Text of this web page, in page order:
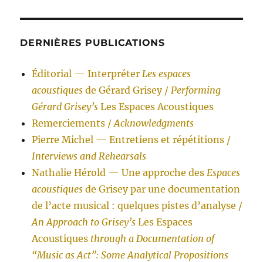
DERNIÈRES PUBLICATIONS
Éditorial — InterpréterLes espaces
acoustiques de Gérard Grisey /Performing
Gérard Grisey’sLes Espaces Acoustiques
Remerciements /Acknowledgments
Pierre Michel — Entretiens et répétitions /
Interviews and Rehearsals
Nathalie Hérold — Une approche desEspaces
acoustiques de Grisey par une documentation
de l’acte musical : quelques pistes d’analyse /
An Approach to Grisey’s Les Espaces
Acoustiques through a Documentation of
“Music as Act”: Some Analytical Propositions